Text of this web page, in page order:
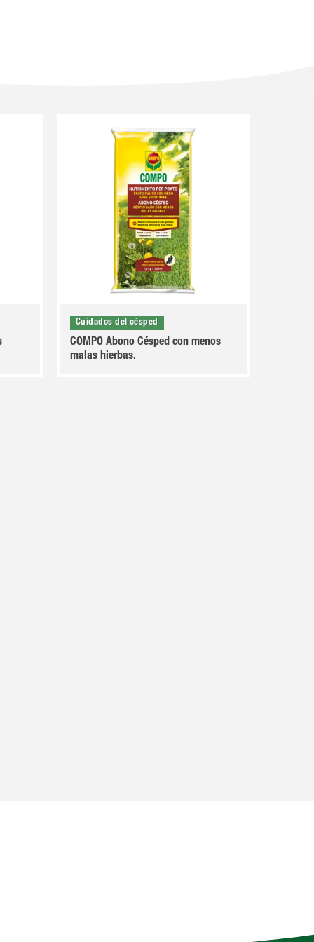
Cuidados del césped
COMPO Abono Césped con menos
malas hierbas.